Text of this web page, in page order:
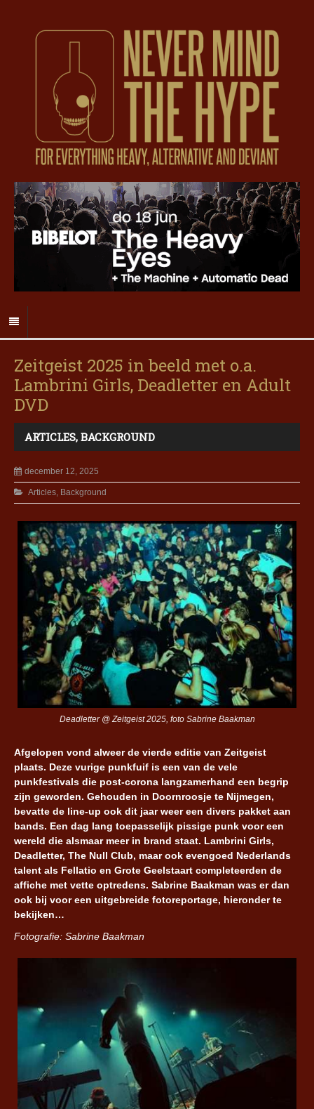
Zeitgeist 2025 in beeld met o.a.
Lambrini Girls, Deadletter en Adult
DVD
ARTICLES, BACKGROUND
december 12, 2025
Articles, Background
Deadletter @ Zeitgeist 2025, foto Sabrine Baakman
Afgelopen vond alweer de vierde editie van Zeitgeist
plaats. Deze vurige punkfuif is een van de vele
punkfestivals die post-corona langzamerhand een begrip
zijn geworden. Gehouden in Doornroosje te Nijmegen,
bevatte de line-up ook dit jaar weer een divers pakket aan
bands. Een dag lang toepasselijk pissige punk voor een
wereld die alsmaar meer in brand staat. Lambrini Girls,
Deadletter, The Null Club, maar ook evengoed Nederlands
talent als Fellatio en Grote Geelstaart completeerden de
affiche met vette optredens. Sabrine Baakman was er dan
ook bij voor een uitgebreide fotoreportage, hieronder te
bekijken…
Fotografie: Sabrine Baakman